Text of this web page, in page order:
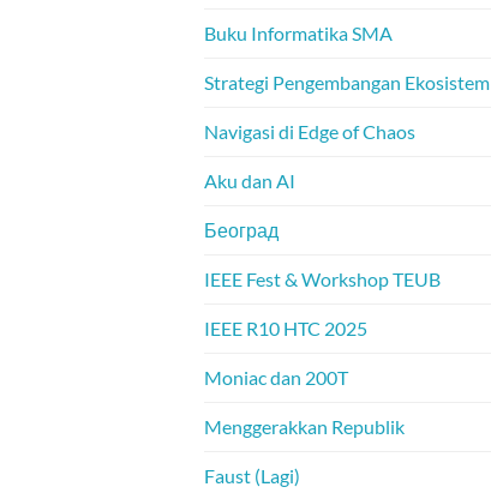
Buku Informatika SMA
Strategi Pengembangan Ekosistem
Navigasi di Edge of Chaos
Aku dan AI
Београд
IEEE Fest & Workshop TEUB
IEEE R10 HTC 2025
Moniac dan 200T
Menggerakkan Republik
Faust (Lagi)